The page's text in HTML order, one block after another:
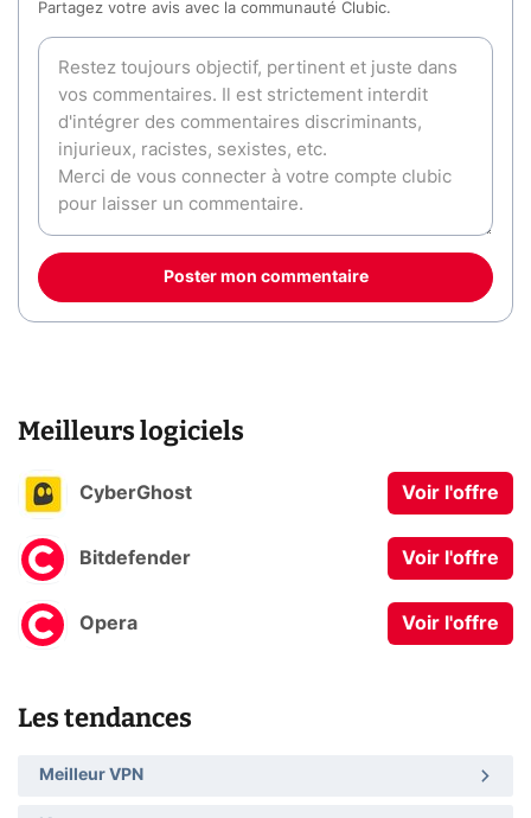
Partagez votre avis avec la communauté Clubic.
Poster mon commentaire
Meilleurs logiciels
CyberGhost Voir l'offre
Bitdefender Voir l'offre
Opera Voir l'offre
Les tendances
Meilleur VPN